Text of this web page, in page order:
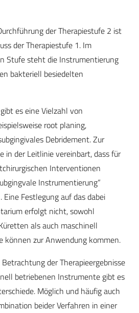
der Therapiestufe 2 ist
der Therapiestufe 1. Im
Stufe steht die Instrumentierung
bakteriell besiedelten
es eine Vielzahl von
root planing,
Debridement. Zur
in der Leitlinie vereinbart, dass für
Interventionen
Instrumentierung“
Festlegung auf das dabei
erfolgt nicht, sowohl
als auch maschinell
können zur Anwendung kommen.
der Therapieergebnisse
betriebenen Instrumente gibt es
Möglich und häufig auch
beider Verfahren in einer